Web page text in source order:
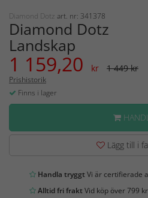
Diamond Dotz art. nr: 341378
Diamond Dotz
Landskap
1 159,20 kr 1 449 kr
Prishistorik
Finns i lager
Lägg till i
Handla tryggtVi är certifierade
Alltid fri fraktVid köp över 799